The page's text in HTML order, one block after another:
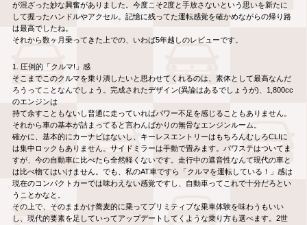
が混ざった妙な興奮がありました。今度こそ2度と手放さないという思いを新たに
して握ったハンドルやアクセル。記憶に残ってた運転感覚を確かめながらの帰り路
は最高でしたね。
それから数ヶ月乗ってきた上での、いわば5年越しのレビューです。
1. 圧倒的「クルマ!」感
そこまでこのクルマを乗り潰したいと思わせてくれるのは、素体として最高なんだ
ろうってことなんでしょう。完成されたデザイン(異論はあるでしょうが)、1,800cc
のエンジンは
持て余すこともないし普通に走っていればパワー不足を感じることもありません。
それから車の基本が詰まってると言わんばかりの無骨なエンジンルーム。
確かに、基本的にカーナビはないし、キーレスエントリーはもちろんむしろCLIに
は集中ロックもありません。サイドミラーは手動で畳みます。パワステはついてま
すが、今の自動車に比べたら全然軽くないです。走行中の遮音性なんて現代の車と
は比べ物てはいけません。でも、私のAT車ですら「クルマを運転している！」感は
現在のコンパクトカーでは味わえない感覚ですし、自動車ってこれで十分だろとい
うことかなと。
その上で、そのままかけ蕎麦的に乗ってプリミティブな乗車体験を味わうもいい
し、現代的要素を足していってアップデートしてくような乗り方も選べます。2世